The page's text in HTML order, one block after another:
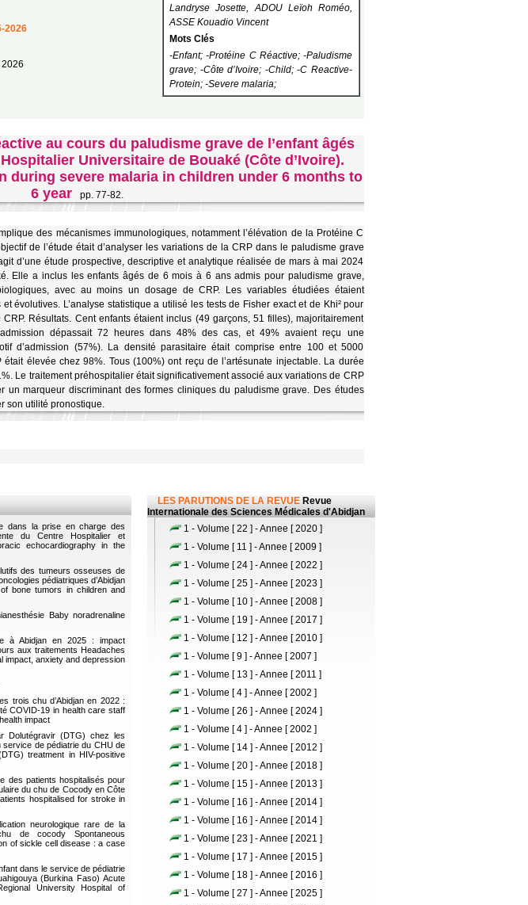
Landryse Josette, ADOU Leïoh Roméo,
ASSE Kouadio Vincent
Mots Clés
-Enfant; -Protéine C Réactive; -Paludisme
grave; -Côte d’Ivoire; -Child; -C Reactive-
Protein; -Severe malaria;
2026
au cours du paludisme grave de l’enfant âgés
Universitaire de Bouaké (Côte d’Ivoire).
during severe malaria in children under 6 months to
6 year
pp. 77-82.
des mécanismes immunologiques, notamment l’élévation de la Protéine C
de l’étude était d’analyser les variations de la CRP dans le paludisme grave
d’une étude prospective, descriptive et analytique réalisée de mars à mai 2024
Elle a inclus les enfants âgés de 6 mois à 6 ans admis pour paludisme grave,
avec au moins un dosage de CRP. Les variables étudiées étaient
évolutives. L’analyse statistique a utilisé les tests de Fisher exact et de Khi² pour
Résultats. Cent enfants étaient inclus (49 garçons, 51 filles), majoritairement
dépassait 72 heures dans 48% des cas, et 49% avaient reçu une
d’admission (57%). La densité parasitaire était comprise entre 100 et 5000
élevée chez 98%. Tous (100%) ont reçu de l’artésunate injectable. La durée
Le traitement préhospitalier était significativement associé aux variations de CRP
un marqueur discriminant des formes cliniques du paludisme grave. Des études
son utilité pronostique.
dans la prise en charge des
du Centre Hospitalier et
echocardiography in the
des tumeurs osseuses de
pédiatriques d’Abidjan
bone tumors in children and
Baby noradrenaline
à Abidjan en 2025 : impact
aux traitements Headaches
impact, anxiety and depression
trois chu d’Abidjan en 2022 :
COVID-19 in health care staff
impact
Dolutégravir (DTG) chez les
de pédiatrie du CHU de
treatment in HIV-positive
des patients hospitalisés pour
du chu de Cocody en Côte
hospitalised for stroke in
neurologique rare de la
de cocody Spontaneous
of sickle cell disease : a case
dans le service de pédiatrie
(Burkina Faso) Acute
University Hospital of
LES PARUTIONS DE LA REVUE Revue
Internationale des Sciences Médicales d'Abidjan
1 - Volume [ 22 ] - Annee [ 2020 ]
1 - Volume [ 11 ] - Annee [ 2009 ]
1 - Volume [ 24 ] - Annee [ 2022 ]
1 - Volume [ 25 ] - Annee [ 2023 ]
1 - Volume [ 10 ] - Annee [ 2008 ]
1 - Volume [ 19 ] - Annee [ 2017 ]
1 - Volume [ 12 ] - Annee [ 2010 ]
1 - Volume [ 9 ] - Annee [ 2007 ]
1 - Volume [ 13 ] - Annee [ 2011 ]
1 - Volume [ 4 ] - Annee [ 2002 ]
1 - Volume [ 26 ] - Annee [ 2024 ]
1 - Volume [ 4 ] - Annee [ 2002 ]
1 - Volume [ 14 ] - Annee [ 2012 ]
1 - Volume [ 20 ] - Annee [ 2018 ]
1 - Volume [ 15 ] - Annee [ 2013 ]
1 - Volume [ 16 ] - Annee [ 2014 ]
1 - Volume [ 16 ] - Annee [ 2014 ]
1 - Volume [ 23 ] - Annee [ 2021 ]
1 - Volume [ 17 ] - Annee [ 2015 ]
1 - Volume [ 18 ] - Annee [ 2016 ]
1 - Volume [ 27 ] - Annee [ 2025 ]